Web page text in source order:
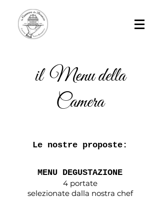
il Menu della
Camera
Le nostre proposte:
MENU DEGUSTAZIONE
4 portate
selezionate dalla nostra chef